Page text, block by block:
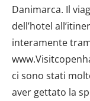
Danimarca. Il
dell’hotel
interamente
ci sono stati
aver gettato la